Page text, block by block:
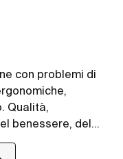
con problemi di
Qualità,
benessere, del
le esigenze.